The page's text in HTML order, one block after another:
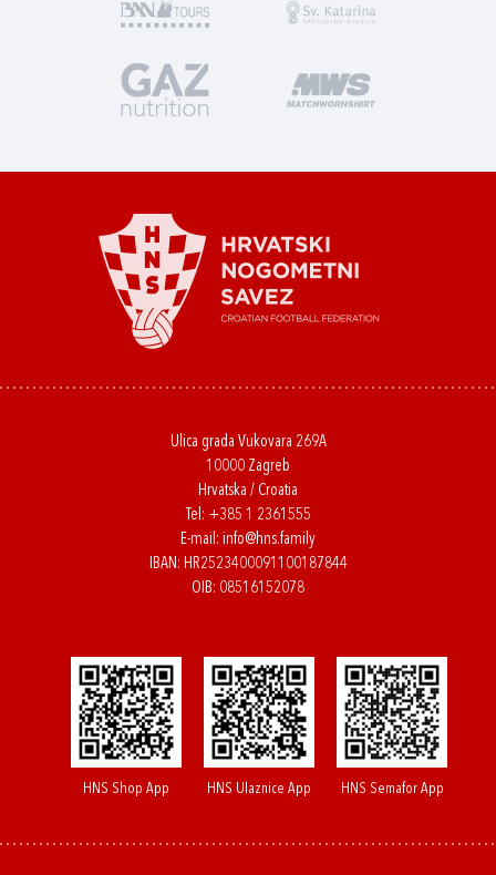
Ulica grada Vukovara 269A
10000 Zagreb
Hrvatska / Croatia
Tel: +385 1 2361555
E-mail: info@hns.family
IBAN: HR2523400091100187844
OIB: 08516152078
HNS Shop App HNS Ulaznice App HNS Semafor App